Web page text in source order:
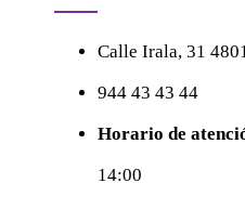
Calle Irala, 31
944 43 43 44
Horario de
14:00